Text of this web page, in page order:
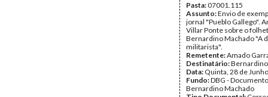
Pasta:07001.115
Assunto:Envio de
jornal "Pueblo Gallego".
Villar Ponte sobre o
Bernardino Machado "A
militarista".
Remetente:Amado
Destinatário:
Data: Quinta, 28 de
Fundo:DBG -
Bernardino Machado